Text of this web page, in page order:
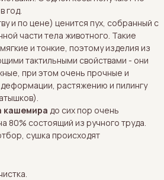
год.
и по цене) ценится пух, собранный с
части тела животного. Такие
и тонкие, поэтому изделия из
тактильными свойствами - они
при этом очень прочные и
растяжению и пилингу
кашемира до сих пор очень
80% состоящий из ручного труда.
сушка происходят